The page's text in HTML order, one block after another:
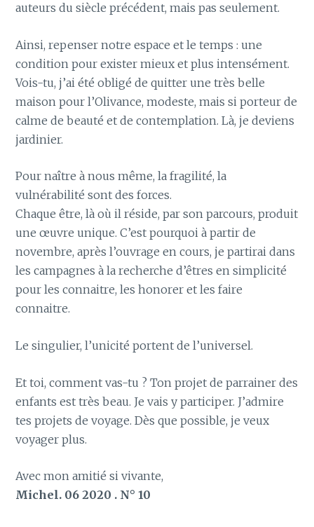
auteurs du siècle précédent, mais pas seulement.
Ainsi, repenser notre espace et le temps : une
condition pour exister mieux et plus intensément.
Vois-tu, j’ai été obligé de quitter une très belle
maison pour l’Olivance, modeste, mais si porteur de
calme de beauté et de contemplation. Là, je deviens
jardinier.
Pour naître à nous même, la fragilité, la
vulnérabilité sont des forces.
Chaque être, là où il réside, par son parcours, produit
une œuvre unique. C’est pourquoi à partir de
novembre, après l’ouvrage en cours, je partirai dans
les campagnes à la recherche d’êtres en simplicité
pour les connaitre, les honorer et les faire
connaitre.
Le singulier, l’unicité portent de l’universel.
Et toi, comment vas-tu ? Ton projet de parrainer des
enfants est très beau. Je vais y participer. J’admire
tes projets de voyage. Dès que possible, je veux
voyager plus.
Avec mon amitié si vivante,
Michel. 06 2020 . N° 10